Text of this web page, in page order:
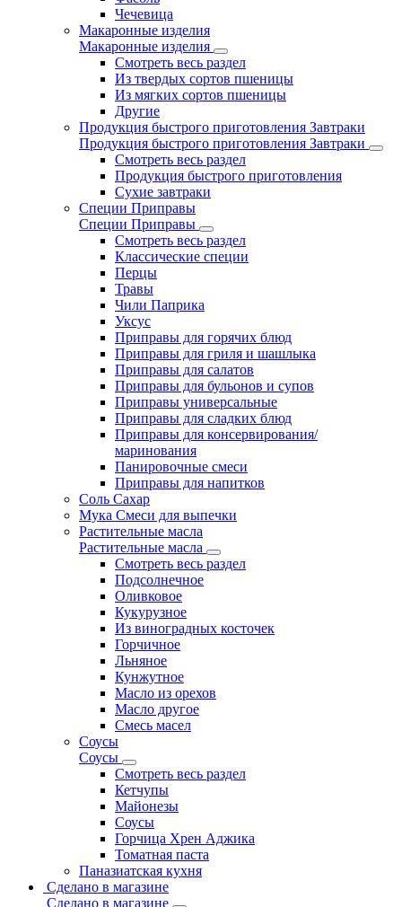
Чечевица
Макаронные изделия
Макаронные изделия
Смотреть весь раздел
Из твердых сортов пшеницы
Из мягких сортов пшеницы
Другие
Продукция быстрого приготовления Завтраки
Продукция быстрого приготовления Завтраки
Смотреть весь раздел
Продукция быстрого приготовления
Сухие завтраки
Специи Приправы
Специи Приправы
Смотреть весь раздел
Классические специи
Перцы
Травы
Чили Паприка
Уксус
Приправы для горячих блюд
Приправы для гриля и шашлыка
Приправы для салатов
Приправы для бульонов и супов
Приправы универсальные
Приправы для сладких блюд
Приправы для консервирования/
маринования
Панировочные смеси
Приправы для напитков
Соль Сахар
Мука Смеси для выпечки
Растительные масла
Растительные масла
Смотреть весь раздел
Подсолнечное
Оливковое
Кукурузное
Из виноградных косточек
Горчичное
Льняное
Кунжутное
Масло из орехов
Масло другое
Смесь масел
Соусы
Соусы
Смотреть весь раздел
Кетчупы
Майонезы
Соусы
Горчица Хрен Аджика
Томатная паста
Паназиатская кухня
Сделано в магазине
Сделано в магазине